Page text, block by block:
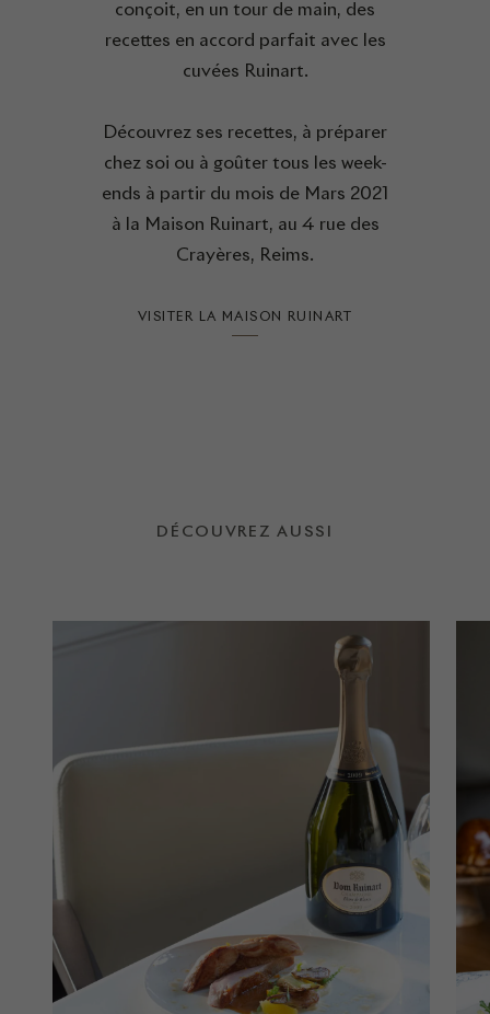
conçoit, en un tour de main, des
recettes en accord parfait avec les
cuvées Ruinart.
Découvrez ses recettes, à préparer
chez soi ou à goûter tous les week-
ends à partir du mois de Mars 2021
à la Maison Ruinart, au 4 rue des
Crayères, Reims.
VISITER LA MAISON RUINART
DÉCOUVREZ AUSSI